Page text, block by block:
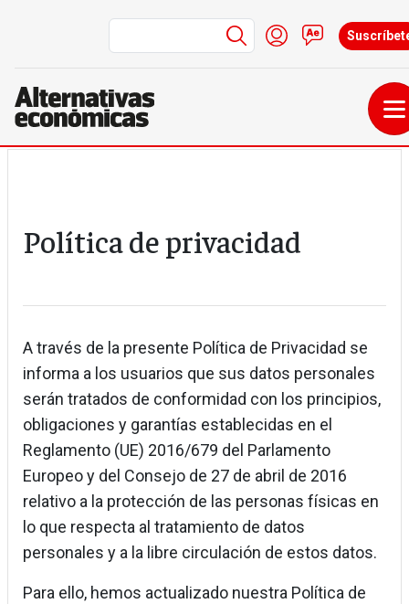
Menú de cuenta
Iniciar sesión
Contacto
Política de privacidad
A través de la presente Política de Privacidad se
informa a los usuarios que sus datos personales
serán tratados de conformidad con los principios,
obligaciones y garantías establecidas en el
Reglamento (UE) 2016/679 del Parlamento
Europeo y del Consejo de 27 de abril de 2016
relativo a la protección de las personas físicas en
lo que respecta al tratamiento de datos
personales y a la libre circulación de estos datos.
Para ello, hemos actualizado nuestra Política de